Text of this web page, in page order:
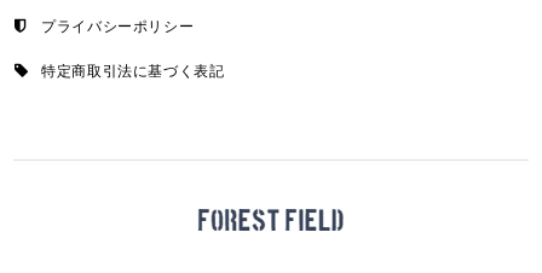
プライバシーポリシー
特定商取引法に基づく表記